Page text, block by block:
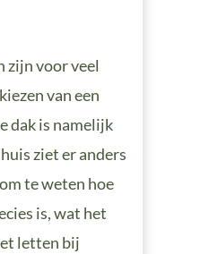
zijn voor veel
van een
dak is namelijk
ziet er anders
te weten hoe
is, wat het
letten bij